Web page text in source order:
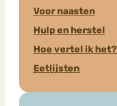
Voor naasten
Hulp en herstel
Hoe vertel ik het?
Eetlijsten